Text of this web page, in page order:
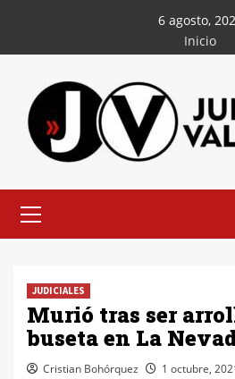
contenido
6 agosto,
Inicio
principal
JUDICIALES
Murió tras ser
buseta en La
Cristian Bohórquez 1 octubre,